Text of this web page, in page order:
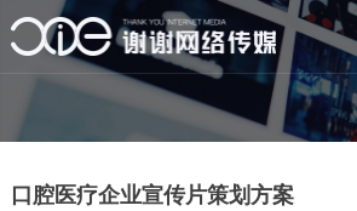
口腔医疗企业宣传片策划方案